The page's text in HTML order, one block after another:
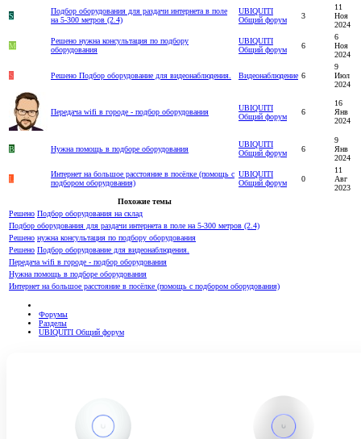
S
Подбор оборудования для раздачи интернета в поле
на 5-300 метров (2.4)
UBIQUITI
Общий форум
3
11
Ноя
2024
M
Решено нужна консультация по подбору
оборудования
UBIQUITI
Общий форум
6
6
Ноя
2024
S Решено Подбор оборудование для видеонаблюдения. Видеонаблюдение 6
9
Июл
2024
Передача wifi в городе - подбор оборудования
UBIQUITI
Общий форум
6
16
Янв
2024
B Нужна помощь в подборе оборудования
UBIQUITI
Общий форум
6
9
Янв
2024
L
Интернет на большое расстояние в посёлке (помощь с
подбором оборудования)
UBIQUITI
Общий форум
0
11
Авг
2023
Похожие темы
Решено Подбор оборудования на склад
Подбор оборудования для раздачи интернета в поле на 5-300 метров (2.4)
Решено нужна консультация по подбору оборудования
Решено Подбор оборудование для видеонаблюдения.
Передача wifi в городе - подбор оборудования
Нужна помощь в подборе оборудования
Интернет на большое расстояние в посёлке (помощь с подбором оборудования)
Форумы
Разделы
UBIQUITI Общий форум